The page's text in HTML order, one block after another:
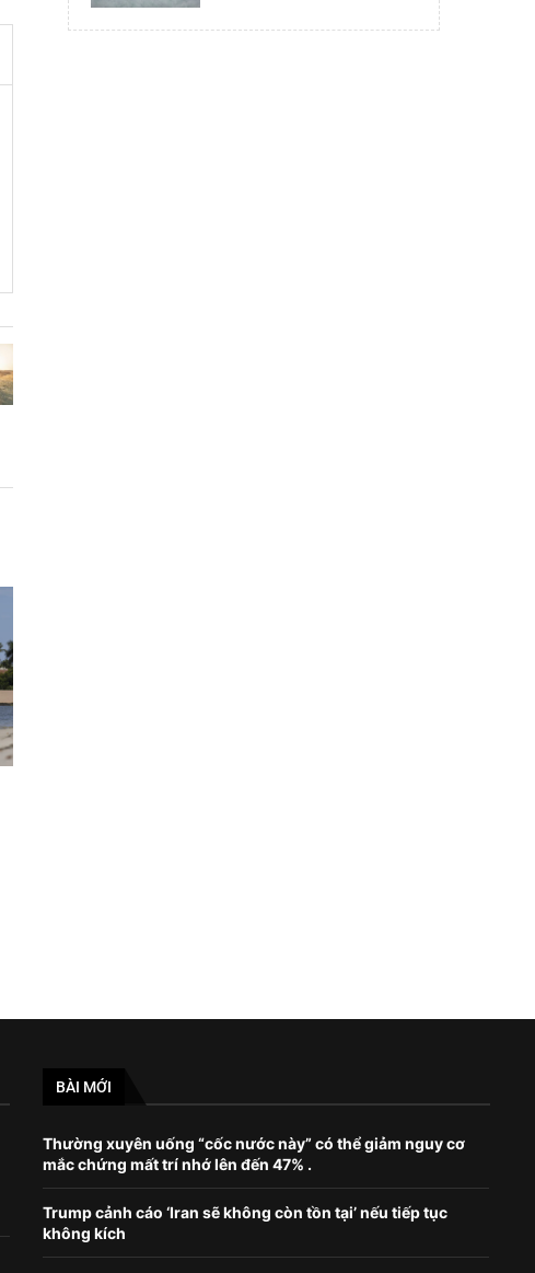
BÀI MỚI
Thường xuyên uống “cốc nước này” có thể giảm nguy cơ
mắc chứng mất trí nhớ lên đến 47% .
Trump cảnh cáo ‘Iran sẽ không còn tồn tại’ nếu tiếp tục
không kích